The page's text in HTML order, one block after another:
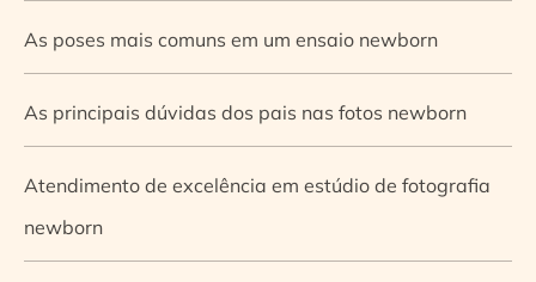
As poses mais comuns em um ensaio newborn
As principais dúvidas dos pais nas fotos newborn
Atendimento de excelência em estúdio de fotografia
newborn